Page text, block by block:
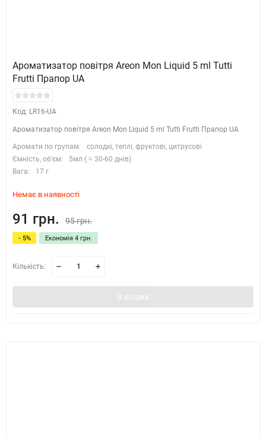
Ароматизатор повітря Areon Mon Liquid 5 ml Tutti
Frutti Прапор UA
Код: LR16-UA
Ароматизатор повітря Areon Mon Liquid 5 ml Tutti Frutti Прапор UA
Аромати по групам:
солодкі, теплі, фруктові, цитрусові
Ємність, об'єм:
5мл ( ≈ 30-60 днів)
Вага:
17 г
Немає в наявності
91 грн. 95 грн.
- 5% Економія 4 грн.
Кількість:
В кошик